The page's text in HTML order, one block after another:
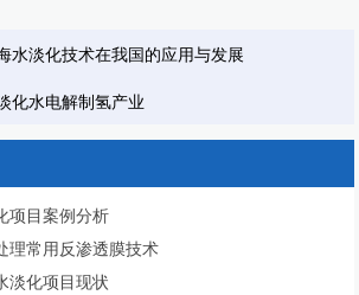
水淡化技术在我国的应用与发展
化水电解制氢产业
项目案例分析
理常用反渗透膜技术
淡化项目现状